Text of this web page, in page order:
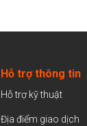
Hỗ trợ thông tin
Hỗ trợ kỹ thuật
Địa điểm giao dịch